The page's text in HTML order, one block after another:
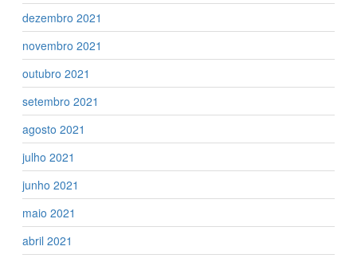
dezembro 2021
novembro 2021
outubro 2021
setembro 2021
agosto 2021
julho 2021
junho 2021
maio 2021
abril 2021